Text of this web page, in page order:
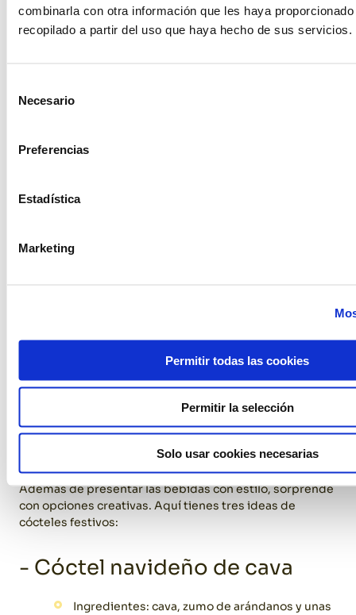
combinarla con otra información que les haya
recopilado a partir del uso que haya hecho de sus servicios.
Necesario
Preferencias
Estadística
Marketing
Permitir todas las cookies
Permitir la selección
Solo usar cookies necesarias
5. Cócteles para sorprender a tus
Además de presentar las bebidas con estilo, sorprende
con opciones creativas. Aquí tienes tres ideas de
cócteles festivos:
- Cóctel navideño de cava
Ingredientes: cava, zumo de arándanos y unas